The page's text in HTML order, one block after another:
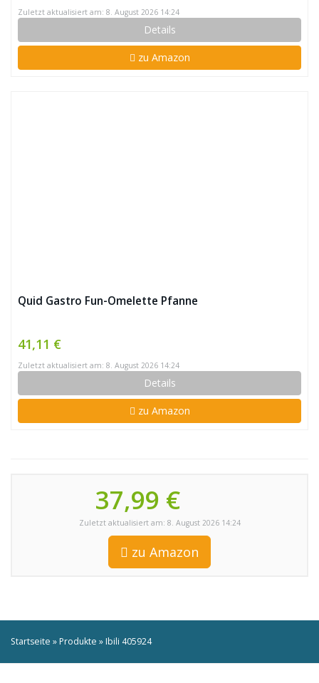
Zuletzt aktualisiert am: 8. August 2026 14:24
Details
zu Amazon
Quid Gastro Fun-Omelette Pfanne
41,11 €
Zuletzt aktualisiert am: 8. August 2026 14:24
Details
zu Amazon
37,99 €
Zuletzt aktualisiert am: 8. August 2026 14:24
zu Amazon
Startseite »Produkte »Ibili 405924